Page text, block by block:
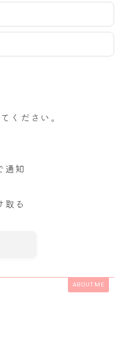
ください。
通知
取る
ABOUT ME